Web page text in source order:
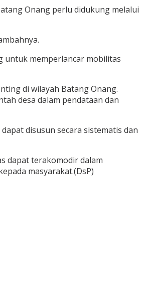
Onang perlu didukung melalui
untuk memperlancar mobilitas
di wilayah Batang Onang.
desa dalam pendataan dan
disusun secara sistematis dan
dapat terakomodir dalam
masyarakat.(DsP)